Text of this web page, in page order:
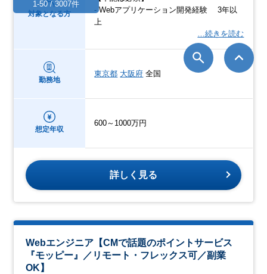
対象となる方
- Webアプリケーション開発経験 3年以
上
…続きを読む
勤務地
東京都 大阪府 全国
想定年収
600～1000万円
詳しく見る
Webエンジニア【CMで話題のポイントサービス
『モッピー』／リモート・フレックス可／副業
OK】
1-50 / 3007件